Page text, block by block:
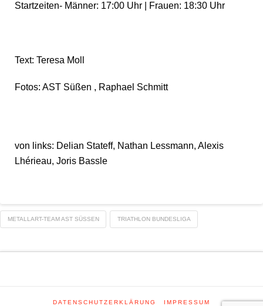
Startzeiten- Männer: 17:00 Uhr | Frauen: 18:30 Uhr
Text: Teresa Moll
Fotos: AST Süßen , Raphael Schmitt
von links: Delian Stateff, Nathan Lessmann, Alexis
Lhérieau, Joris Bassle
METALLART-TEAM AST SÜSSEN TRIATHLON BUNDESLIGA
DATENSCHUTZERKLÄRUNG IMPRESSUM